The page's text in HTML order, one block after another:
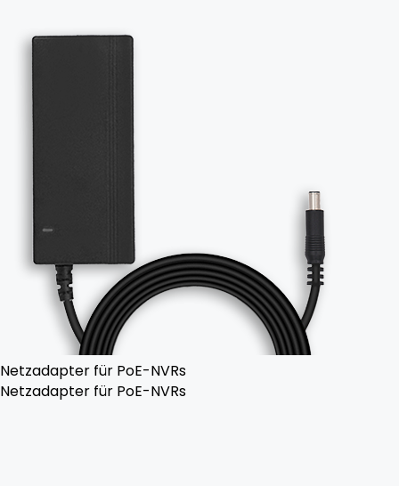
Netzadapter für PoE-NVRs
Netzadapter für PoE-NVRs